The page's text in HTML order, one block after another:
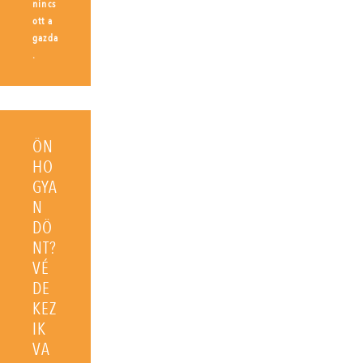
nincs
ott a
gazda
.
ÖN
HO
GYA
N
DÖ
NT?
VÉ
DE
KEZ
IK
VA